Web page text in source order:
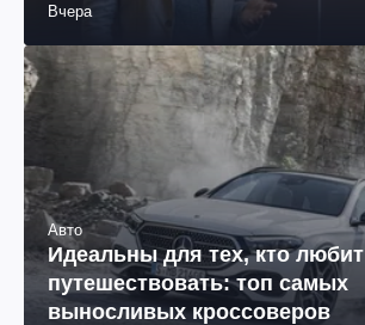
Вчера
Авто
Идеальны для тех, кто любит
путешествовать: топ самых
выносливых кроссоверов